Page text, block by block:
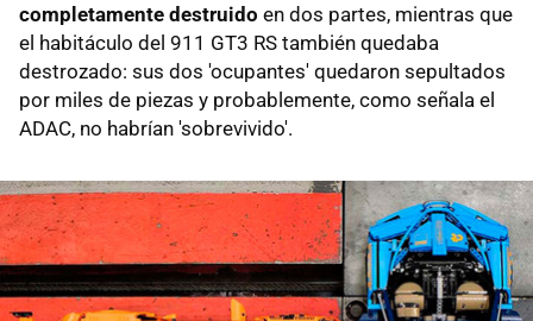
completamente destruido en dos partes, mientras que
el habitáculo del 911 GT3 RS también quedaba
destrozado: sus dos 'ocupantes' quedaron sepultados
por miles de piezas y probablemente, como señala el
ADAC, no habrían 'sobrevivido'.